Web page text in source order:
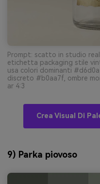
Prompt: scatto in studio
etichetta packaging stile
usa colori dominanti
discreto #b0aa7f, ombre
ar 4:3
Crea Visual Di
9) Parka piovoso